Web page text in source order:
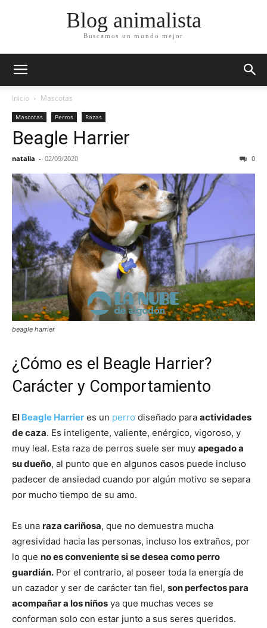
Blog animalista
Buscamos un mundo mejor
Inicio Mascotas
Mascotas Perros Razas
Beagle Harrier
natalia - 02/09/2020 0
beagle harrier
¿Cómo es el Beagle Harrier?
Carácter y Comportamiento
El Beagle Harrier es un perro diseñado para actividades
de caza. Es inteligente, valiente, enérgico, vigoroso, y
muy leal. Esta raza de perros suele ser muy apegado a
su dueño, al punto que en algunos casos puede incluso
padecer de ansiedad cuando por algún motivo se separa
por mucho tiempo de su amo.
Es una raza cariñosa, que no demuestra mucha
agresividad hacia las personas, incluso los extraños, por
lo que no es conveniente si se desea como perro
guardián. Por el contrario, al poseer toda la energía de
un cazador y ser de carácter tan fiel, son perfectos para
acompañar a los niños ya que muchas veces se
conforman solo con estar junto a sus seres queridos.